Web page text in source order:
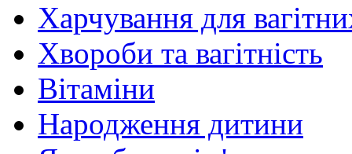
Харчування для
Хвороби та вагітність
Вітаміни
Народження дитини